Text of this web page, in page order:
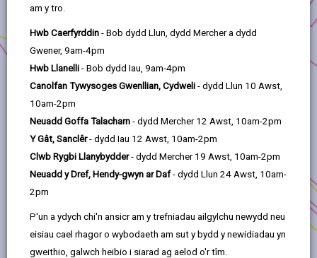
am y tro.
Hwb Caerfyrddin - Bob dydd Llun, dydd Mercher a dydd
Gwener, 9am-4pm
Hwb Llanelli - Bob dydd Iau, 9am-4pm
Canolfan Tywysoges Gwenllian, Cydweli - dydd Llun 10 Awst,
10am-2pm
Neuadd Goffa Talacharn - dydd Mercher 12 Awst, 10am-2pm
Y Gât, Sanclêr- dydd Iau 12 Awst, 10am-2pm
Clwb Rygbi Llanybydder- dydd Mercher 19 Awst, 10am-2pm
Neuadd y Dref, Hendy-gwyn ar Daf- dydd Llun 24 Awst, 10am-
2pm
P'un a ydych chi'n ansicr am y trefniadau ailgylchu newydd neu
eisiau cael rhagor o wybodaeth am sut y bydd y newidiadau yn
gweithio, galwch heibio i siarad ag aelod o'r tîm.
Astudiaeth Ddichonoldeb a Chlirio
Llystyfiant
Ymgeiswyr Prosiect:
Cymdeithas Rheilffordd Gwendraeth
Cymunedau Cynaliadwy
Lleoliad:Cydweli a Chwm Gwendraeth
Nod cyffredinol Cymdeithas Rheilffordd Gwendraeth
yw gwella prif linell 9 milltir o hyd Network Rail Cwm
Gwendraeth sy'n cysylltu cymunedau Cydweli,
Trimsaran, Pontnewydd, Pont-iets, Pont-henri,
Pontyberem a Chwm-mawr.